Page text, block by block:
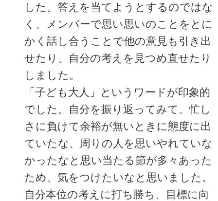
した。答えを当てようとするのではな
く、メンバーで思い思いのことをとに
かく話し合うことで他の意見も引き出
せたり、自分の考えを見つめ直せたり
しました。
「子ども大人」というワードが印象的
でした。自分を振り返ってみて、忙し
さに負けて余裕が無いときに態度に出
ていたな、周りの人を思いやれていな
かったなと思い当たる節が多々あった
ため、気をつけたいなと思いました。
自分本位の考えに打ち勝ち、目標に向